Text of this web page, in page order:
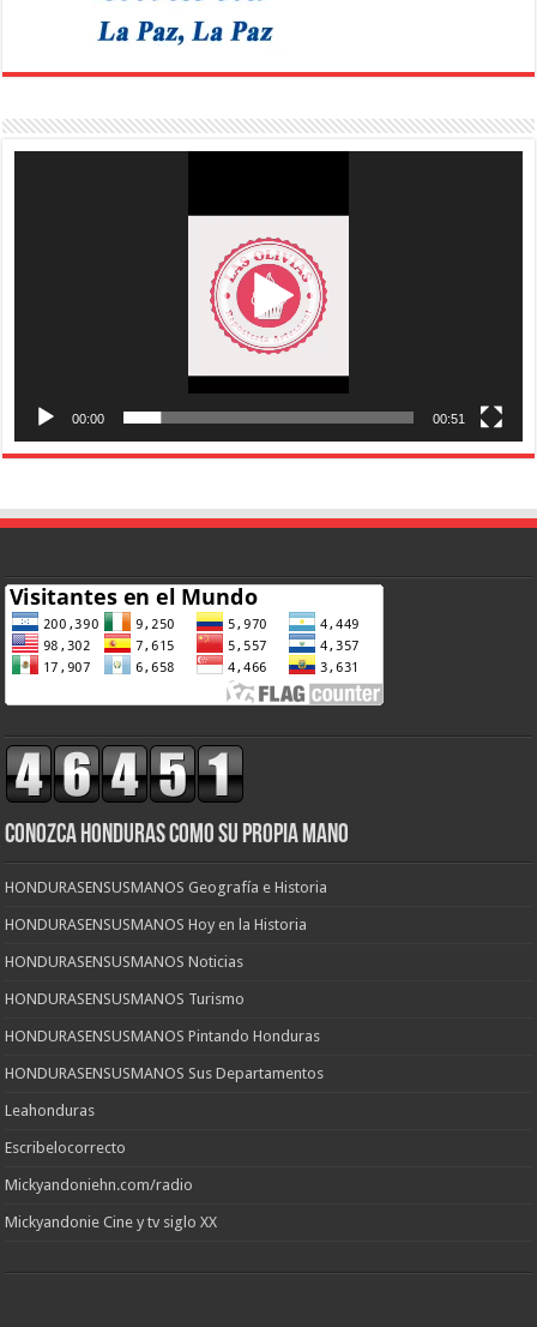
00:00 00:51
CONOZCA HONDURAS COMO SU PROPIA MANO
HONDURASENSUSMANOS Geografía e Historia
HONDURASENSUSMANOS Hoy en la Historia
HONDURASENSUSMANOS Noticias
HONDURASENSUSMANOS Turismo
HONDURASENSUSMANOS Pintando Honduras
HONDURASENSUSMANOS Sus Departamentos
Leahonduras
Escribelocorrecto
Mickyandoniehn.com/radio
Mickyandonie Cine y tv siglo XX